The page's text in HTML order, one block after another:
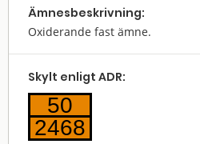
Ämnes­beskrivning:
Oxiderande fast ämne.
Skylt enligt ADR:
50
2468